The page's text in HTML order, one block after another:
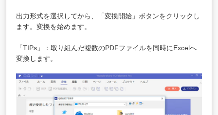
出力形式を選択してから、「変換開始」ボタンをクリックし
ます。変換を始めます。
「TIPs」：取り組んだ複数のPDFファイルを同時にExcelへ
変換します。